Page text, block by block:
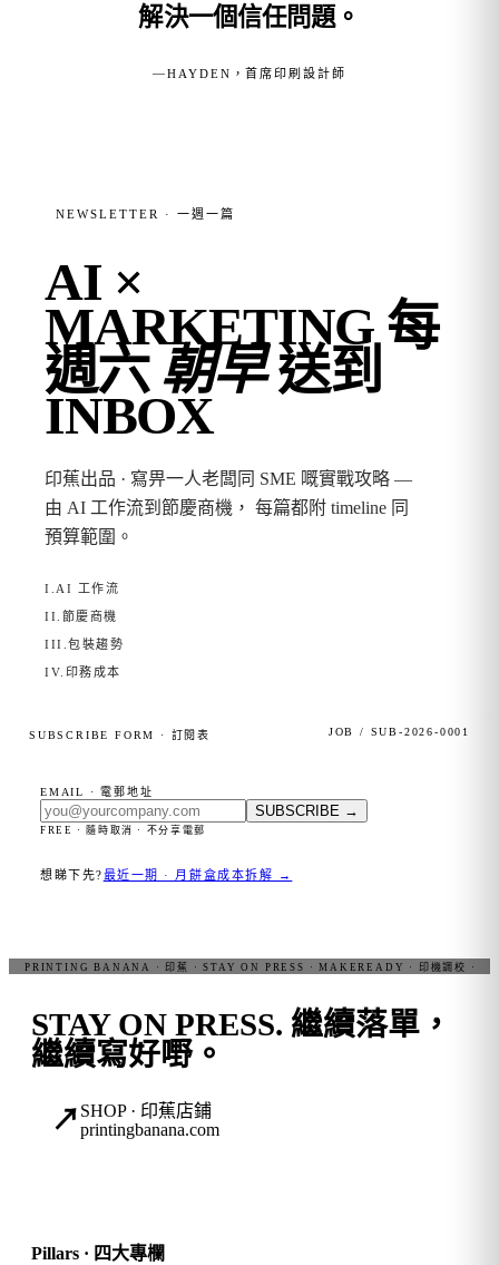
解決一個信任問題。
—HAYDEN，首席印刷設計師
NEWSLETTER · 一週一篇
AI ×
MARKETING 每
週六 朝早送到
INBOX
印蕉出品 · 寫畀一人老闆同 SME 嘅實戰攻略 —
由 AI 工作流到節慶商機， 每篇都附 timeline 同
預算範圍。
I. AI 工作流
II. 節慶商機
III.包裝趨勢
IV. 印務成本
SUBSCRIBE FORM · 訂閱表 JOB / SUB-2026-0001
EMAIL · 電郵地址
SUBSCRIBE →
FREE · 隨時取消 · 不分享電郵
想睇下先?最近一期 · 月餅盒成本拆解 →
STAY ON PRESS. 繼續落單，
繼續寫好嘢。
↗ SHOP · 印蕉店鋪
printingbanana.com
Pillars · 四大專欄